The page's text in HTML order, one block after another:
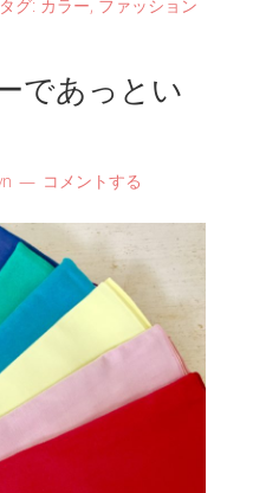
タグ: カラー, ファッション
であっとい
コメントする